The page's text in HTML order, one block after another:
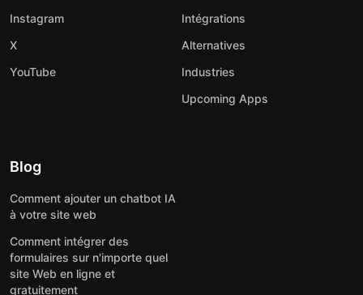
Instagram
X
YouTube
Intégrations
Alternatives
Industries
Upcoming Apps
Blog
Comment ajouter un chatbot IA
à votre site web
Comment intégrer des
formulaires sur n'importe quel
site Web en ligne et
gratuitement